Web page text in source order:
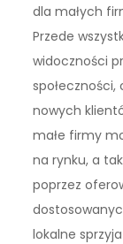
dla małych
Przede
widoczności
nowych
małe firmy
na rynku, a
poprzez
lokalne